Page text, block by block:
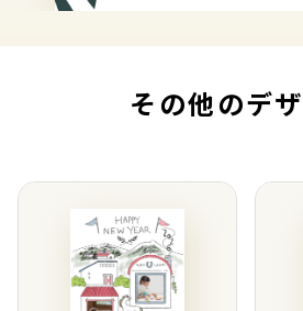
その他のデ